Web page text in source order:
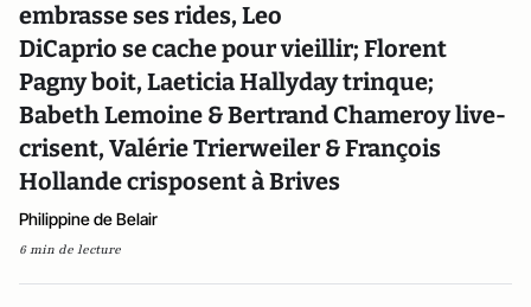
embrasse ses rides, Leo
DiCaprio se cache pour vieillir; Florent
Pagny boit, Laeticia Hallyday trinque;
Babeth Lemoine & Bertrand Chameroy live-
crisent, Valérie Trierweiler & François
Hollande crisposent à Brives
Philippine de Belair
6 min de lecture